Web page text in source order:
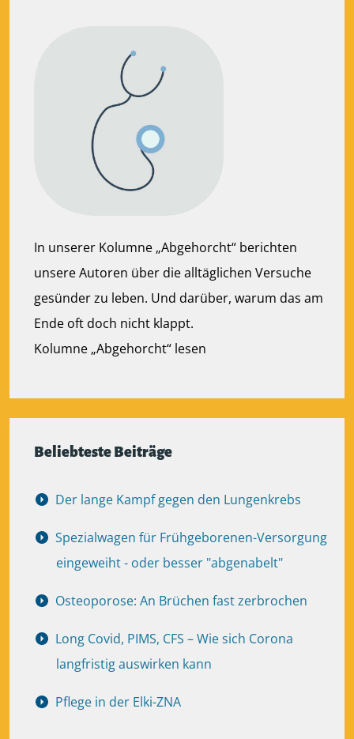
In unserer Kolumne „Abgehorcht“ berichten
unsere Autoren über die alltäglichen Versuche
gesünder zu leben. Und darüber, warum das am
Ende oft doch nicht klappt.
Kolumne „Abgehorcht“ lesen
Beliebteste Beiträge
Der lange Kampf gegen den Lungenkrebs
Spezialwagen für Frühgeborenen-Versorgung
eingeweiht - oder besser "abgenabelt"
Osteoporose: An Brüchen fast zerbrochen
Long Covid, PIMS, CFS – Wie sich Corona
langfristig auswirken kann
Pflege in der Elki-ZNA